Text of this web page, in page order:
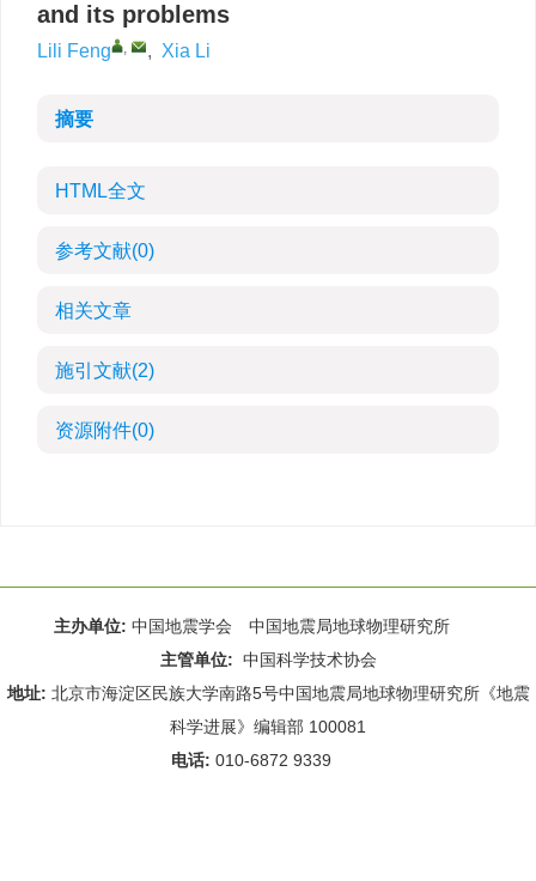
and its problems
Lili Feng , , Xia Li
摘要
HTML全文
参考文献(0)
相关文章
施引文献(2)
资源附件(0)
主办单位: 中国地震学会 中国地震局地球物理研究所
主管单位: 中国科学技术协会
地址: 北京市海淀区民族大学南路5号中国地震局地球物理研究所《地震
科学进展》编辑部 100081
电话: 010-6872 9339